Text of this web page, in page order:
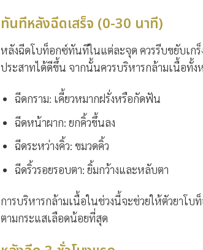
ทันทีหลังฉีดเสร็จ (0-30 นาที)
หลังฉีดโบท็อกซ์ทันทีในแต่ละจุด ควรรีบขยับเก
ประสาทได้ดีขึ้น จากนั้นควรบริหารกล้ามเนื้อทั้
ฉีดกราม: เคี้ยวหมากฝรั่งหรือกัดฟัน
ฉีดหน้าผาก: ยกคิ้วขึ้นลง
ฉีดระหว่างคิ้ว: ขมวดคิ้ว
ฉีดริ้วรอยรอบตา: ยิ้มกว้างและหลับตา
การบริหารกล้ามเนื้อในช่วงนี้จะช่วยให้ตัวยาโ
ตามกระแสเลือดน้อยที่สุด